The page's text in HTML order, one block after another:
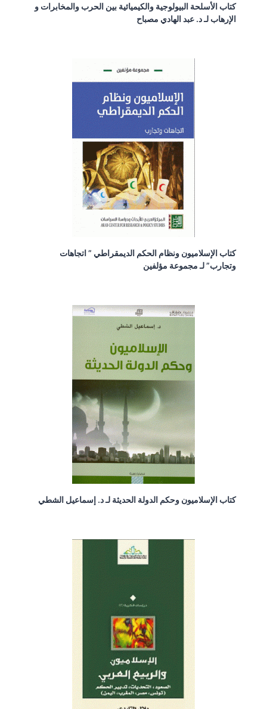
كتاب الأسلحة البيولوجية والكيميائية بين الحرب والمخابرات و
الإرهاب لـ د. عبد الهادي مصباح
كتاب الإسلاميون ونظام الحكم الديمقراطي ” اتجاهات
وتجارب” لـ مجموعة مؤلفين
كتاب الإسلاميون وحكم الدولة الحديثة لـ د. إسماعيل الشطي